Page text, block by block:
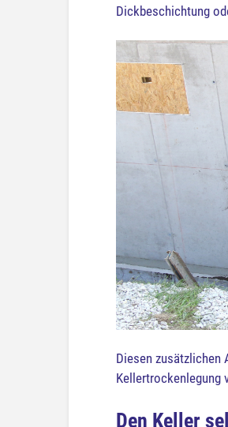
Dickbeschichtung
Diesen zusätzlichen
Kellertrockenlegung
Den Keller